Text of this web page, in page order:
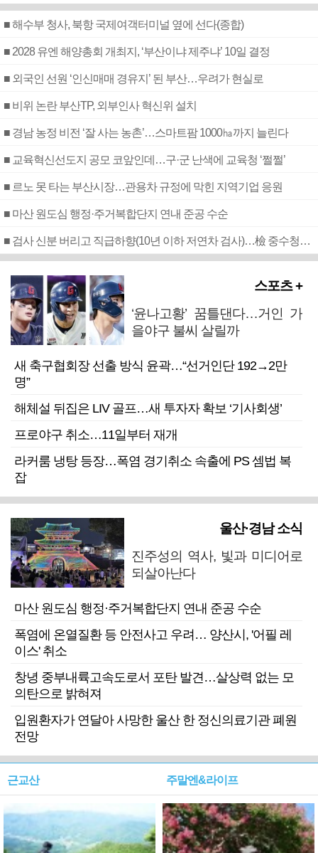
■ 해수부 청사, 북항 국제여객터미널 옆에 선다(종합)
■ 2028 유엔 해양총회 개최지, ‘부산이냐 제주냐’ 10일 결정
■ 외국인 선원 ‘인신매매 경유지’ 된 부산…우려가 현실로
■ 비위 논란 부산TP, 외부인사 혁신위 설치
■ 경남 농정 비전 ‘잘 사는 농촌’…스마트팜 1000㏊까지 늘린다
■ 교육혁신선도지 공모 코앞인데…구·군 난색에 교육청 ‘쩔쩔’
■ 르노 못 타는 부산시장…관용차 규정에 막힌 지역기업 응원
■ 마산 원도심 행정·주거복합단지 연내 준공 수순
■ 검사 신분 버리고 직급하향(10년 이하 저연차 검사)…檢 중수청행 기피
스포츠 +
‘윤나고황’ 꿈틀댄다…거인 가
을야구 불씨 살릴까
새 축구협회장 선출 방식 윤곽…“선거인단 192→2만
명”
해체설 뒤집은 LIV 골프…새 투자자 확보 ‘기사회생’
프로야구 취소…11일부터 재개
라커룸 냉탕 등장…폭염 경기취소 속출에 PS 셈법 복
잡
울산·경남 소식
진주성의 역사, 빛과 미디어로
되살아난다
마산 원도심 행정·주거복합단지 연내 준공 수순
폭염에 온열질환 등 안전사고 우려… 양산시, '어필 레
이스' 취소
창녕 중부내륙고속도로서 포탄 발견…살상력 없는 모
의탄으로 밝혀져
입원환자가 연달아 사망한 울산 한 정신의료기관 폐원
전망
근교산 주말엔&라이프